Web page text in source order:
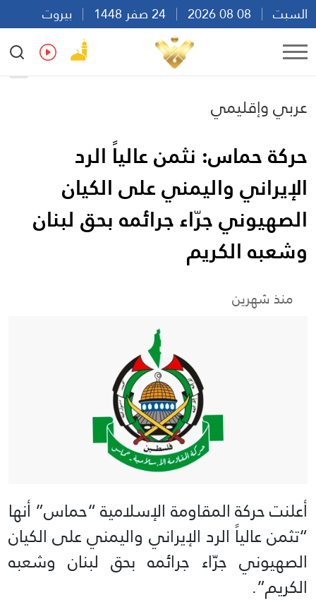
السبت
بيروت
00:59
Ar
عربي وإقليمي
حركة حماس: نثمن عالياً الرد
الإيراني واليمني على الكيان
الصهيوني جرّاء جرائمه بحق لبنان
وشعبه الكريم
منذ شهرين
أعلنت حركة المقاومة الإسلامية “حماس” أنها
“تثمن عالياً الرد الإيراني واليمني على الكيان
الصهيوني جرّاء جرائمه بحق لبنان وشعبه
الكريم”.